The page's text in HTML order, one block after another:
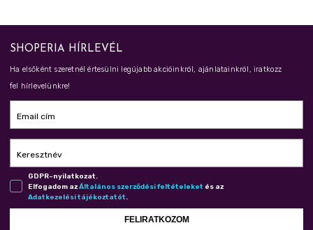
SHOPERIA HÍRLEVÉL
Ha elsőként szeretnél értesülni legújabb akcióinkról, ajánlatainkról, iratkozz
fel hírlevelünkre!
Email cím
Keresztnév
GDPR-nyilatkozat.
Elfogadom azÁl­ta­lá­nos szer­ző­dé­si fel­té­te­le­ket és az
Adat­ke­ze­lé­si tá­jé­koz­ta­tót.
FELIRATKOZOM